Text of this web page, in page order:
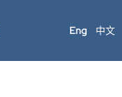
Eng 中文